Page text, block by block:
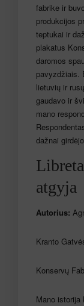
fabrike ir
produkcijos
teptukai ir
plakatus
daromos
pavyzdžiais.
lietuvių ir
gaudavo ir
mano
dažnai
atgyja
Autorius:
Kranto
Konservų
Mano istorija